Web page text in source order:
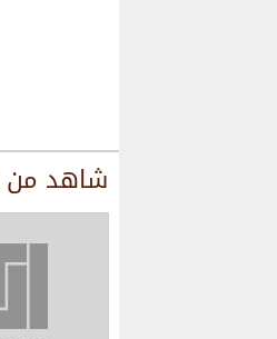
شاهد من